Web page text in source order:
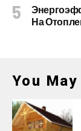
На
You